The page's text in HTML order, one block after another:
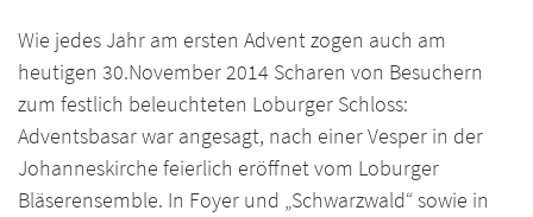
Wie jedes Jahr am ersten Advent zogen auch am
heutigen 30.November 2014 Scharen von Besuchern
zum festlich beleuchteten Loburger Schloss:
Adventsbasar war angesagt, nach einer Vesper in der
Johanneskirche feierlich eröffnet vom Loburger
Bläserensemble. In Foyer und „Schwarzwald“ sowie in